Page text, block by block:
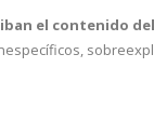
el contenido